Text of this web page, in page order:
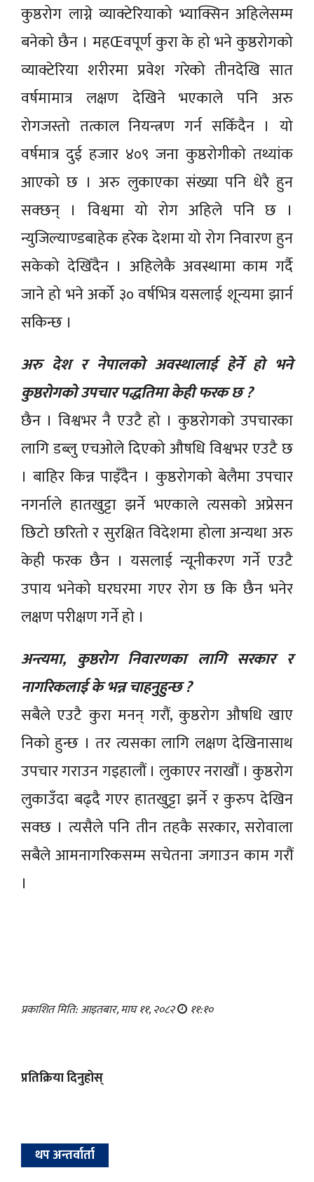
कुष्ठरोग लाग्ने व्याक्टेरियाको भ्याक्सिन अहिलेसम्म
बनेको छैन । महŒवपूर्ण कुरा के हो भने कुष्ठरोगको
व्याक्टेरिया शरीरमा प्रवेश गरेको तीनदेखि सात
वर्षमामात्र लक्षण देखिने भएकाले पनि अरु
रोगजस्तो तत्काल नियन्त्रण गर्न सकिँदैन । यो
वर्षमात्र दुई हजार ४०९ जना कुष्ठरोगीको तथ्यांक
आएको छ । अरु लुकाएका संख्या पनि धेरै हुन
सक्छन् । विश्वमा यो रोग अहिले पनि छ ।
न्युजिल्याण्डबाहेक हरेक देशमा यो रोग निवारण हुन
सकेको देखिँदैन । अहिलेकै अवस्थामा काम गर्दै
जाने हो भने अर्को ३० वर्षभित्र यसलाई शून्यमा झार्न
सकिन्छ ।
अरु देश र नेपालको अवस्थालाई हेर्ने हो भने
कुष्ठरोगको उपचार पद्धतिमा केही फरक छ ?
छैन । विश्वभर नै एउटै हो । कुष्ठरोगको उपचारका
लागि डब्लु एचओले दिएको औषधि विश्वभर एउटै छ
। बाहिर किन्न पाइँदैन । कुष्ठरोगको बेलैमा उपचार
नगर्नाले हातखुट्टा झर्ने भएकाले त्यसको अप्रेसन
छिटो छरितो र सुरक्षित विदेशमा होला अन्यथा अरु
केही फरक छैन । यसलाई न्यूनीकरण गर्ने एउटै
उपाय भनेको घरघरमा गएर रोग छ कि छैन भनेर
लक्षण परीक्षण गर्ने हो ।
अन्त्यमा, कुष्ठरोग निवारणका लागि सरकार र
नागरिकलाई के भन्न चाहनुहुन्छ ?
सबैले एउटै कुरा मनन् गरौं, कुष्ठरोग औषधि खाए
निको हुन्छ । तर त्यसका लागि लक्षण देखिनासाथ
उपचार गराउन गइहालौं । लुकाएर नराखौं । कुष्ठरोग
लुकाउँदा बढ्दै गएर हातखुट्टा झर्ने र कुरुप देखिन
सक्छ । त्यसैले पनि तीन तहकै सरकार, सरोवाला
सबैले आमनागरिकसम्म सचेतना जगाउन काम गरौं
।
प्रकाशित मिति: आइतबार, माघ ११, २०८२ ११:१०
प्रतिक्रिया दिनुहोस्
थप अन्तर्वार्ता